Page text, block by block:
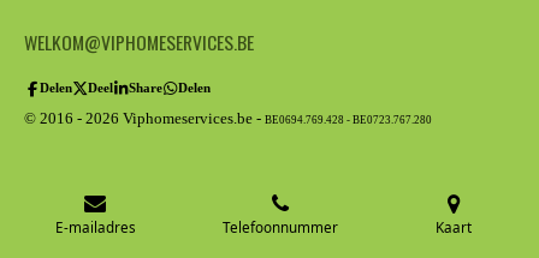
WELKOM@VIPHOMESERVICES.BE
Delen Deel Share Delen
© 2016 - 2026 Viphomeservices.be - BE0694.769.428 - BE0723.767.280
E-mailadres Telefoonnummer Kaart